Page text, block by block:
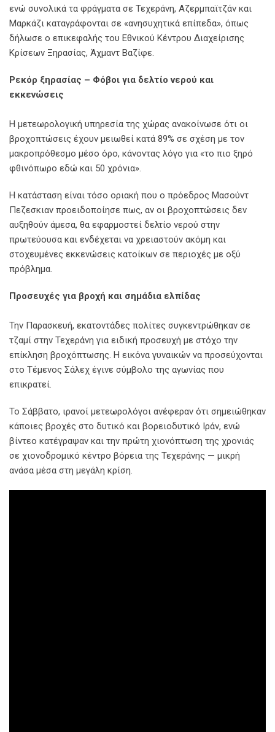
ενώ συνολικά τα φράγματα σε Τεχεράνη, Αζερμπαϊτζάν και
Μαρκάζι καταγράφονται σε «ανησυχητικά επίπεδα», όπως
δήλωσε ο επικεφαλής του Εθνικού Κέντρου Διαχείρισης
Κρίσεων Ξηρασίας, Άχμαντ Βαζίφε.
Ρεκόρ ξηρασίας – Φόβοι για δελτίο νερού και
εκκενώσεις
Η μετεωρολογική υπηρεσία της χώρας ανακοίνωσε ότι οι
βροχοπτώσεις έχουν μειωθεί κατά 89% σε σχέση με τον
μακροπρόθεσμο μέσο όρο, κάνοντας λόγο για «το πιο ξηρό
φθινόπωρο εδώ και 50 χρόνια».
Η κατάσταση είναι τόσο οριακή που ο πρόεδρος Μασούντ
Πεζεσκιαν προειδοποίησε πως, αν οι βροχοπτώσεις δεν
αυξηθούν άμεσα, θα εφαρμοστεί δελτίο νερού στην
πρωτεύουσα και ενδέχεται να χρειαστούν ακόμη και
στοχευμένες εκκενώσεις κατοίκων σε περιοχές με οξύ
πρόβλημα.
Προσευχές για βροχή και σημάδια ελπίδας
Την Παρασκευή, εκατοντάδες πολίτες συγκεντρώθηκαν σε
τζαμί στην Τεχεράνη για ειδική προσευχή με στόχο την
επίκληση βροχόπτωσης. Η εικόνα γυναικών να προσεύχονται
στο Τέμενος Σάλεχ έγινε σύμβολο της αγωνίας που
επικρατεί.
Το Σάββατο, ιρανοί μετεωρολόγοι ανέφεραν ότι σημειώθηκαν
κάποιες βροχές στο δυτικό και βορειοδυτικό Ιράν, ενώ
βίντεο κατέγραψαν και την πρώτη χιονόπτωση της χρονιάς
σε χιονοδρομικό κέντρο βόρεια της Τεχεράνης — μικρή
ανάσα μέσα στη μεγάλη κρίση.